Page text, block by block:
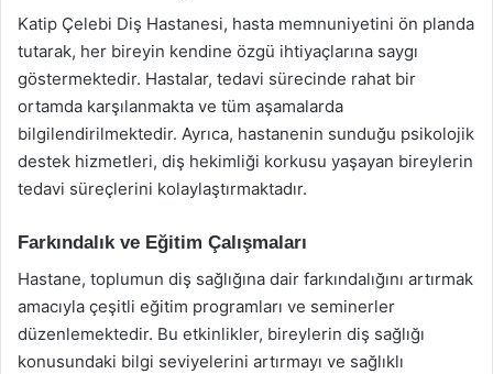
Katip Çelebi Diş Hastanesi, hasta memnuniyetini ön planda
tutarak, her bireyin kendine özgü ihtiyaçlarına saygı
göstermektedir. Hastalar, tedavi sürecinde rahat bir
ortamda karşılanmakta ve tüm aşamalarda
bilgilendirilmektedir. Ayrıca, hastanenin sunduğu psikolojik
destek hizmetleri, diş hekimliği korkusu yaşayan bireylerin
tedavi süreçlerini kolaylaştırmaktadır.
Farkındalık ve Eğitim Çalışmaları
Hastane, toplumun diş sağlığına dair farkındalığını artırmak
amacıyla çeşitli eğitim programları ve seminerler
düzenlemektedir. Bu etkinlikler, bireylerin diş sağlığı
konusundaki bilgi seviyelerini artırmayı ve sağlıklı